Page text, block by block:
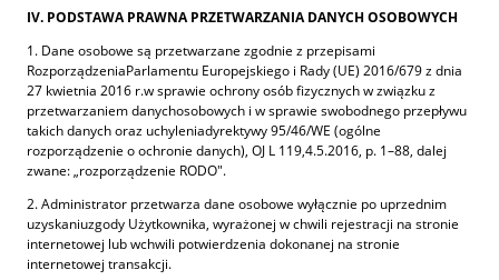
IV. PODSTAWA PRAWNA PRZETWARZANIA DANYCH OSOBOWYCH
1. Dane osobowe są przetwarzane zgodnie z przepisami
RozporządzeniaParlamentu Europejskiego i Rady (UE) 2016/679 z dnia
27 kwietnia 2016 r.w sprawie ochrony osób fizycznych w związku z
przetwarzaniem danychosobowych i w sprawie swobodnego przepływu
takich danych oraz uchyleniadyrektywy 95/46/WE (ogólne
rozporządzenie o ochronie danych), OJ L 119,4.5.2016, p. 1–88, dalej
zwane: „rozporządzenie RODO".
2. Administrator przetwarza dane osobowe wyłącznie po uprzednim
uzyskaniuzgody Użytkownika, wyrażonej w chwili rejestracji na stronie
internetowej lub wchwili potwierdzenia dokonanej na stronie
internetowej transakcji.